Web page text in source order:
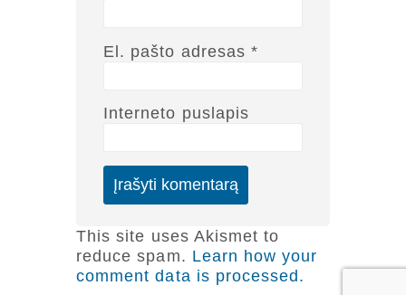
El. pašto adresas *
Interneto puslapis
This site uses Akismet to
reduce spam. Learn how your
comment data is processed.
asociacija | IIA Lithuania |Privatumo politika
Grąžinimų politika |Pirkimo taisyklės